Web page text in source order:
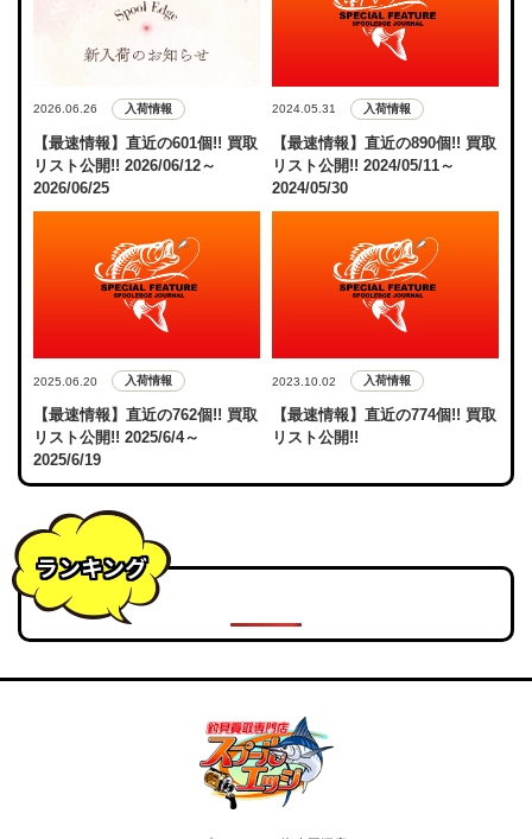
2026.06.26 入荷情報
【最速情報】直近の601個!! 買取
リスト公開!! 2026/06/12～
2026/06/25
2024.05.31 入荷情報
【最速情報】直近の890個!! 買取
リスト公開!! 2024/05/11～
2024/05/30
2025.06.20 入荷情報
【最速情報】直近の762個!! 買取
リスト公開!! 2025/6/4～
2025/6/19
2023.10.02 入荷情報
【最速情報】直近の774個!! 買取
リスト公開!!
ランキング